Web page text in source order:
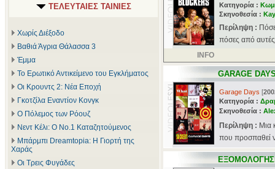
ΤΕΛΕΥΤΑΙΕΣ ΤΑΙΝΙΕΣ
Χωρίς Διέξοδο
Βαθιά Άγρια Θάλασσα 3
Έμμα
Το Ερωτικό Αντικείμενο του Εγκλήματος
Οι Κρουντς 2: Νέα Εποχή
Γκοτζίλα Εναντίον Κονγκ
Ο Πόλεμος των Ρόουζ
Νεντ Κέλι: Ο Νο.1 Καταζητούμενος
Μπάρμπι Dreamtopia: Η Γιορτή της
Χαράς
Οι Τρεις Φυγάδες
Κατηγορία :
Σκηνοθεσία :
Περίληψη :
πόσες από
INFO
GARAGE
Garage Days [
Κατηγορία :
Σκηνοθεσία :
Περίληψη : Μια
που προσπαθεί